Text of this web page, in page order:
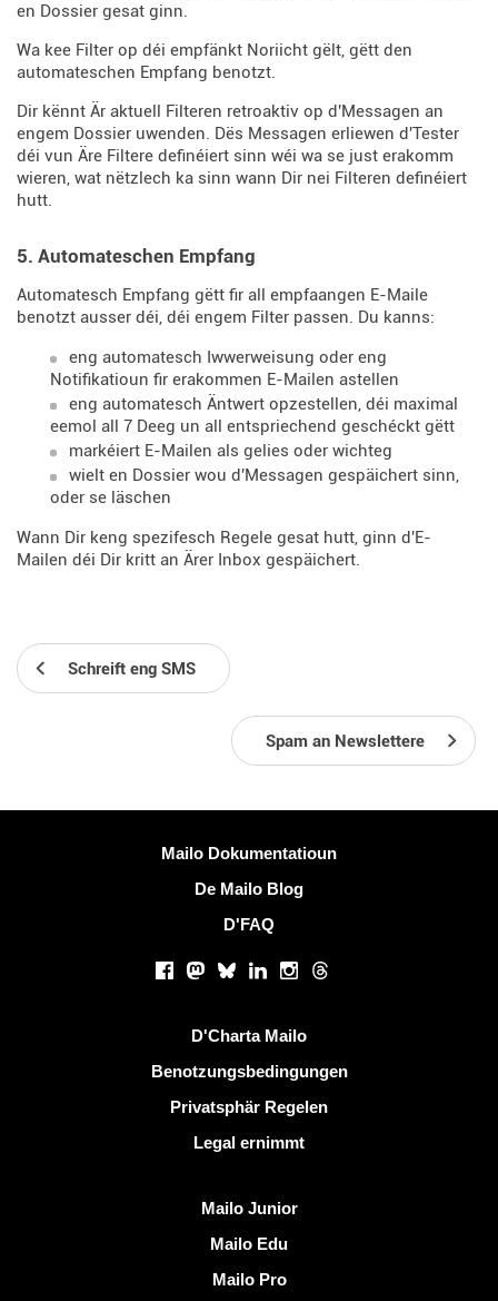
en Dossier gesat ginn.
Wa kee Filter op déi empfänkt Noriicht gëlt, gëtt den
automateschen Empfang benotzt.
Dir kënnt Är aktuell Filteren retroaktiv op d'Messagen an
engem Dossier uwenden. Dës Messagen erliewen d'Tester
déi vun Äre Filtere definéiert sinn wéi wa se just erakomm
wieren, wat nëtzlech ka sinn wann Dir nei Filteren definéiert
hutt.
5. Automateschen Empfang
Automatesch Empfang gëtt fir all empfaangen E-Maile
benotzt ausser déi, déi engem Filter passen. Du kanns:
eng automatesch Iwwerweisung oder eng
Notifikatioun fir erakommen E-Mailen astellen
eng automatesch Äntwert opzestellen, déi maximal
eemol all 7 Deeg un all entspriechend geschéckt gëtt
markéiert E-Mailen als gelies oder wichteg
wielt en Dossier wou d'Messagen gespäichert sinn,
oder se läschen
Wann Dir keng spezifesch Regele gesat hutt, ginn d'E-
Mailen déi Dir kritt an Ärer Inbox gespäichert.
Schreift eng SMS
Spam an Newslettere
Méi InformatiounenMailo Dokumentatioun
De Mailo Blog
D'FAQ
Facebook
Mastodon
BlueskyLinkedInInstagram
Threads
D'Charta Mailo
Benotzungsbedingungen
Privatsphär Regelen
Legal ernimmt
Mailo Junior
Mailo Edu
Mailo Pro